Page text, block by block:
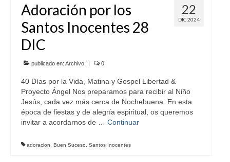
22
DIC 2024
Adoración por los
Santos Inocentes 28
DIC
publicado en: Archivo | 0
40 Días por la Vida, Matina y Gospel Libertad &
Proyecto Ángel Nos preparamos para recibir al Niño
Jesús, cada vez más cerca de Nochebuena. En esta
época de fiestas y de alegría espiritual, os queremos
invitar a acordarnos de … Continuar
adoracion Buen Suceso Santos Inocentes